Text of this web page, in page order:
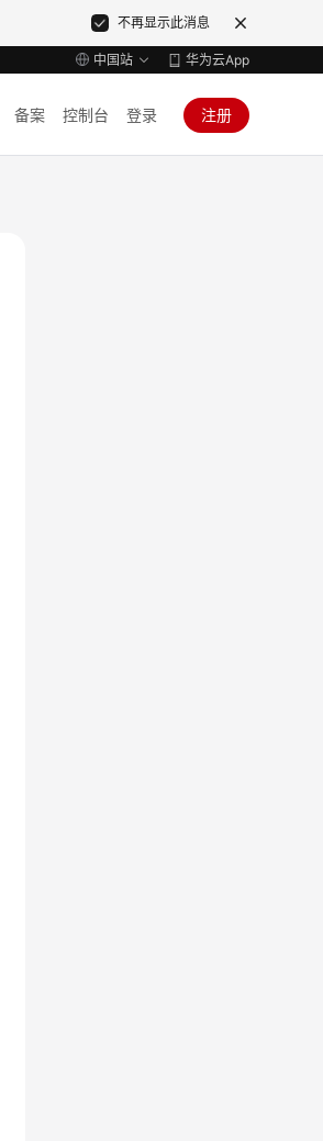
不再显示此消息
中国站 华为云App
备案 控制台 登录 注册